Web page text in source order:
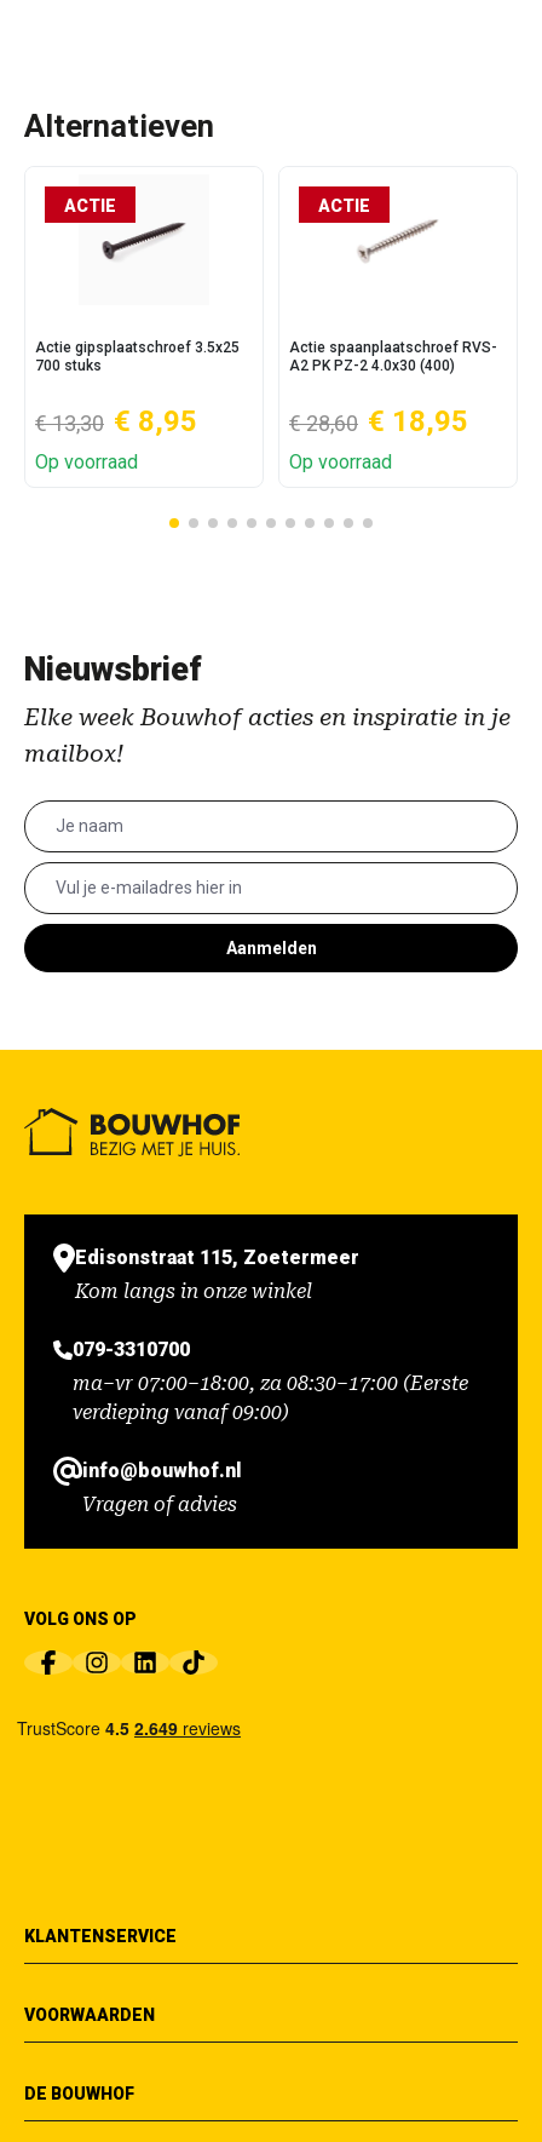
Alternatieven
ACTIE
Actie gipsplaatschroef 3.5x25
700 stuks
€ 13,30 € 8,95
Op voorraad
ACTIE
Actie spaanplaatschroef RVS-
A2 PK PZ-2 4.0x30 (400)
€ 28,60 € 18,95
Op voorraad
Nieuwsbrief
Elke week Bouwhof acties en inspiratie in je
mailbox!
Aanmelden
Edisonstraat 115, Zoetermeer
Kom langs in onze winkel
079-3310700
ma–vr 07:00–18:00, za 08:30–17:00 (Eerste
verdieping vanaf 09:00)
info@bouwhof.nl
Vragen of advies
VOLG ONS OP
KLANTENSERVICE
VOORWAARDEN
DE BOUWHOF